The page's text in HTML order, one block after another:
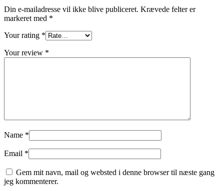
Din e-mailadresse vil ikke blive publiceret. Krævede felter er
markeret med *
Your rating *
Your review *
Name *
Email *
Gem mit navn, mail og websted i denne browser til næste gang
jeg kommenterer.